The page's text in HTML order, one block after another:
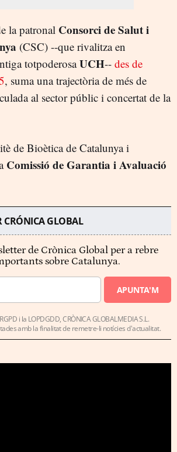
la patronal Consorci de Salut i
(CSC) --que rivalitza en
totpoderosaUCH-- des de
, suma una trajectòria de més de
al sector públic i concertat de la
de Bioètica de Catalunya i
Comissió de Garantia i Avaluació
CRÓNICA GLOBAL
de Crònica Global per a rebre
sobre Catalunya.
APUNTA'M
i la LOPDGDD, CRÒNICA GLOBALMEDIA S.L.
amb la finalitat de remetre-li notícies d'actualitat.